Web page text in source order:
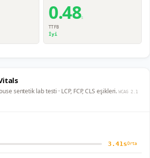
0.48s
TTFB
İyi
sentetik lab testi · LCP, FCP, CLS eşikleri. WCAG 2.1
3.41sOrta